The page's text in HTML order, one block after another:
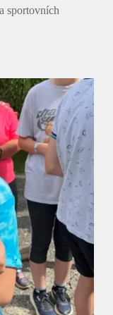
sportovních